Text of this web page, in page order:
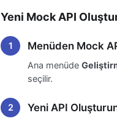
Yeni Mock API
Menüden Mock
Ana menüde
seçilir.
Yeni API